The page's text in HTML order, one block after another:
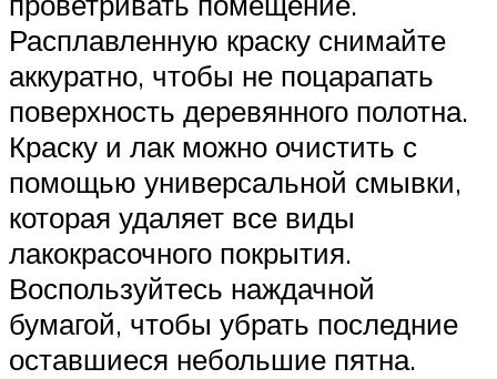
Расплавленную краску снимайте
аккуратно, чтобы не поцарапать
поверхность деревянного полотна.
Краску и лак можно очистить с
помощью универсальной смывки,
которая удаляет все виды
лакокрасочного покрытия.
Воспользуйтесь наждачной
бумагой, чтобы убрать последние
оставшиеся небольшие пятна.